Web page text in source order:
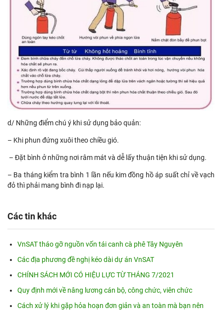
d/ Những điểm chú ý khi sử dụng bảo quản:
– Khi phun đứng xuôi theo chiều gió.
– Đặt bình ở những nơi râm mát và dễ lấy thuận tiện khi sử dụng.
– Ba tháng kiểm tra bình 1 lần nếu kim đồng hồ áp suất chỉ về vạch
đỏ thì phải mang bình đi nạp lại.
Các tin khác
VnSAT tháo gỡ nguồn vốn tái canh cà phê Tây Nguyên
Các địa phương đề nghị kéo dài dự án VnSAT
CHÍNH SÁCH MỚI CÓ HIỆU LỰC TỪ THÁNG 7/2021
Quy định mới về nâng lương cán bộ, công chức, viên chức
Cách xử lý khi gặp hỏa hoạn đơn giản và an toàn mà bạn nên